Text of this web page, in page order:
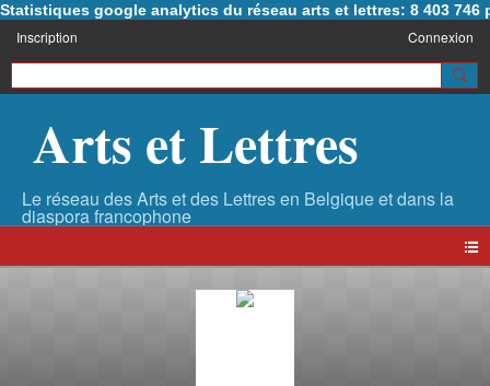
Statistiques google analytics du réseau arts et lettres: 8 403 746
Inscription Connexion
Arts et Lettres